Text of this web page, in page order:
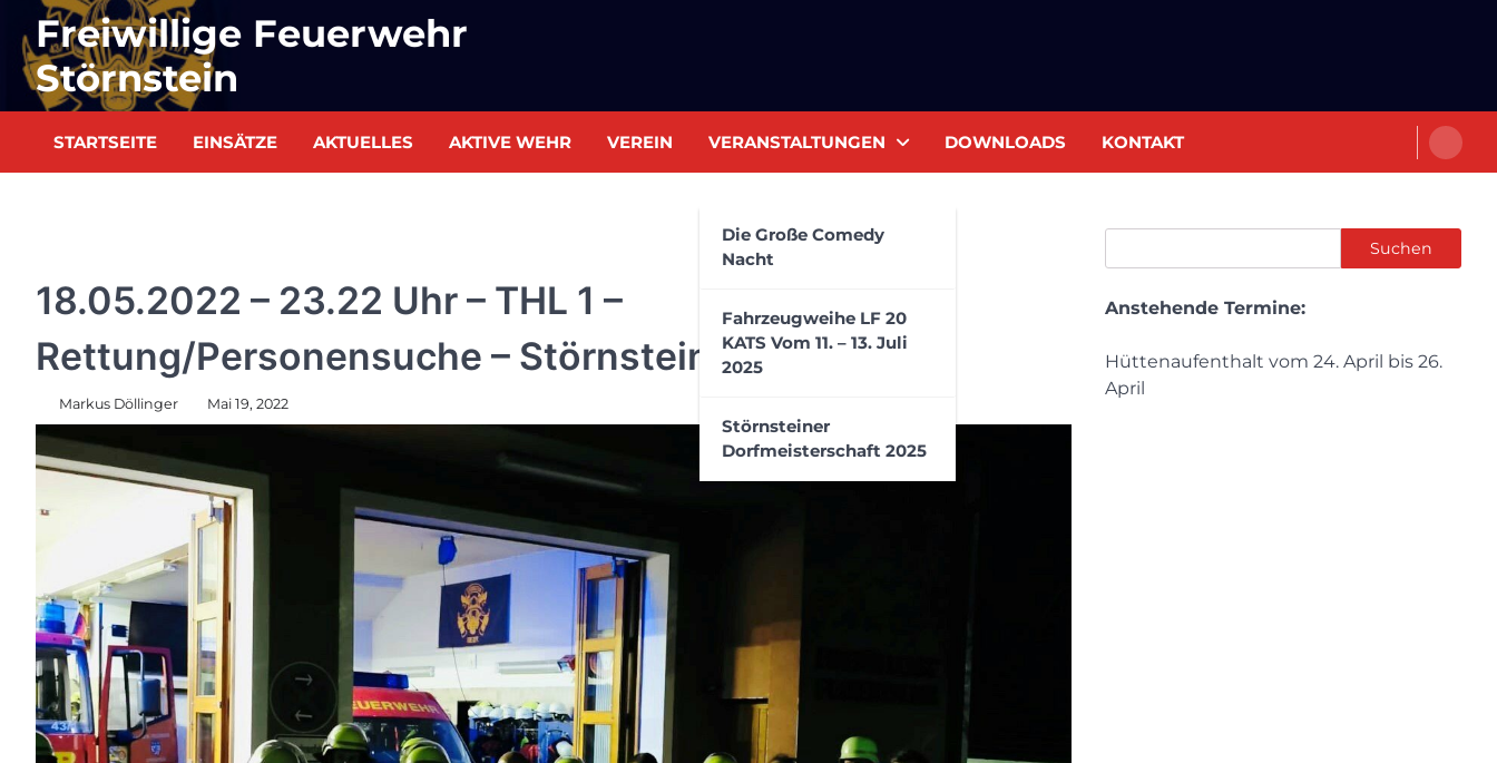
content
Freiwillige Feuerwehr
Störnstein
STARTSEITE EINSÄTZE AKTUELLES AKTIVE WEHR VEREIN VERANSTALTUNGEN
Die Große Comedy
Nacht
Fahrzeugweihe LF 20
KATS Vom 11. – 13. Juli
2025
Störnsteiner
Dorfmeisterschaft 2025
DOWNLOADS KONTAKT
18.05.2022 – 23.22 Uhr – THL 1 –
Rettung/Personensuche – Störnstein/Neustadt
Markus Döllinger Mai 19, 2022
Suchen
Anstehende Termine:
Hüttenaufenthalt vom 24. April bis 26.
April